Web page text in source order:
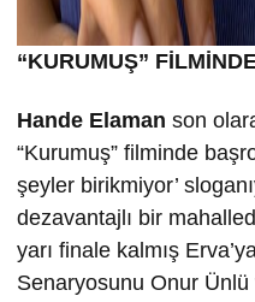
“KURUMUŞ” FİLMİND
Hande Elaman son
“Kurumuş” filminde
şeyler birikmiyor’
dezavantajlı bir
yarı finale kalmış
Senaryosunu Onur Ünlü